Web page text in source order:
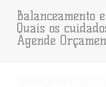
Balanceamento
Quais os
Agende